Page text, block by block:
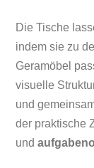
Die Tische
indem sie zu
Geramöbel
visuelle
und
der praktische
und